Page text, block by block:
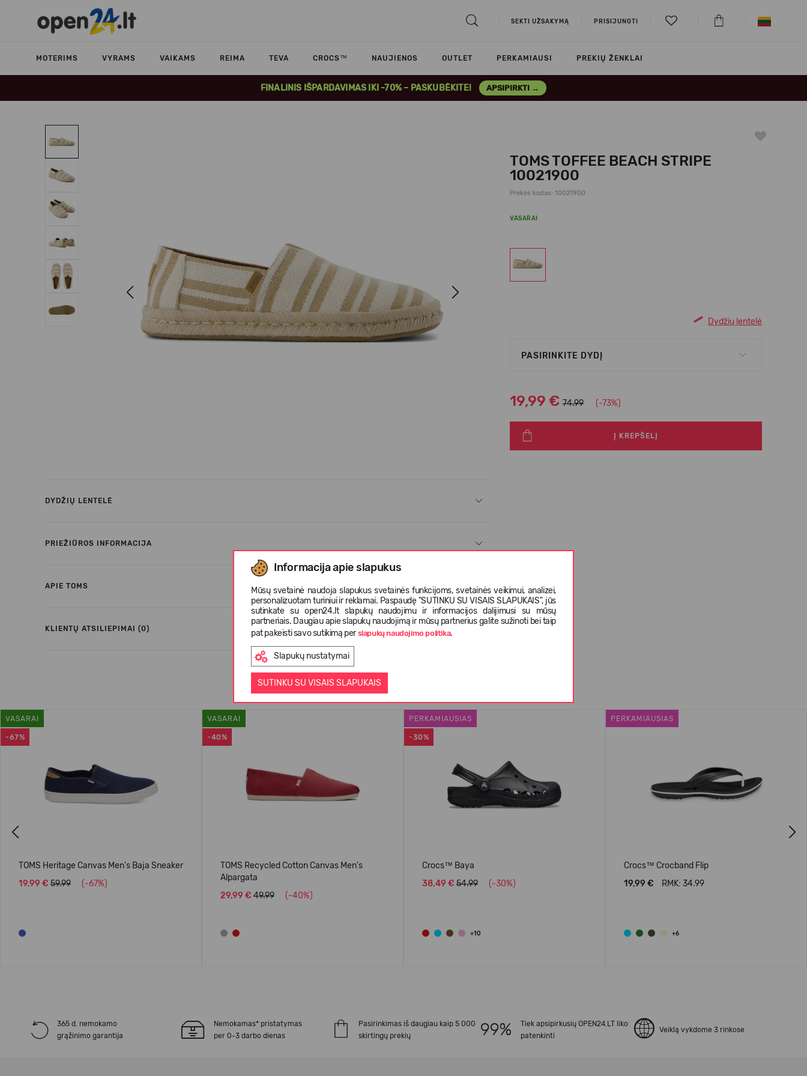
SEKTI UŽSAKYMĄ PRISIJUNGTI
MOTERIMS VYRAMS VAIKAMS REIMA TEVA CROCS™ NAUJIENOS OUTLET PERKAMIAUSI PREKIŲ ŽENKLAI
FINALINIS IŠPARDAVIMAS IKI -70% – PASKUBĖKITE! APSIPIRKTI →
Informacija apie slapukus
Mūsų svetainė naudoja slapukus svetainės funkcijoms, svetainės veikimui, analizei,
personalizuotam turiniui ir reklamai. Paspaudę "SUTINKU SU VISAIS SLAPUKAIS", jūs
sutinkate su open24.lt slapukų naudojimu ir informacijos dalijimusi su mūsų
partneriais. Daugiau apie slapukų naudojimą ir mūsų partnerius galite sužinoti bei taip
pat pakeisti savo sutikimą per slapukų naudojimo politika.
Slapukų nustatymai
SUTINKU SU VISAIS SLAPUKAIS
Previous Next
TOMS TOFFEE BEACH STRIPE
10021900
Prekės kodas: 10021900
VASARAI
Dydžių lentelė
PASIRINKITE DYDĮ
19,99 € 74.99 (-73%)
Į KREPŠELĮ
DYDŽIŲ LENTELĖ
PRIEŽIŪROS INFORMACIJA
APIE TOMS
KLIENTŲ ATSILIEPIMAI (0)
Panašios prekės
-67%
VASARAI
TOMS Heritage Canvas Men's Baja Sneaker
19,99 € 59.99 (-67%)
-40%
VASARAI
TOMS Recycled Cotton Canvas Men's
Alpargata
29,99 € 49.99 (-40%)
-30%
PERKAMIAUSIAS
Crocs™ Baya
38,49 € 54.99 (-30%)
+10
PERKAMIAUSIAS
Crocs™ Crocband Flip
19,99 €
RMK: 34.99
+6
365 d. nemokamo
grąžinimo garantija
Nemokamas* pristatymas
per 0-3 darbo dienas
Pasirinkimas iš daugiau kaip 5 000
skirtingų prekių
Tiek apsipirkusių OPEN24.LT liko
patenkinti
Veiklą vykdome 3 rinkose